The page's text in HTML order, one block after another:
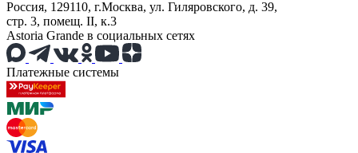
Россия, 129110, г.Москва, ул. Гиляровского, д. 39,
стр. 3, помещ. II, к.3
Astoria Grande в социальных сетях
Платежные системы